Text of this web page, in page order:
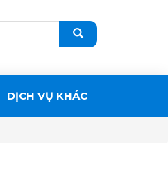
DỊCH VỤ KHÁC